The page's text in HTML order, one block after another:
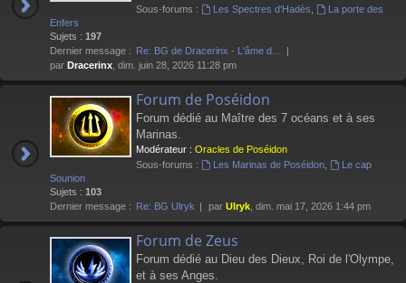
Sous-forums :
Les Spectres d'Hadès
La porte des
Enfers
Sujets : 197
Dernier message : Re: BG de Dracerinx - L'âme d…
par Dracerinx , dim. juin 28, 2026 11:28 pm
Forum de Poséidon
Forum dédié au Maître des 7 océans et à ses
Marinas.
Modérateur : Oracles de Poséidon
Sous-forums :
Les Marinas de Poséidon,
Le cap
Sounion
Sujets : 103
Dernier message : Re: BG Ulryk par Ulryk , dim. mai 17, 2026 1:44 pm
Forum de Zeus
Forum dédié au Dieu des Dieux, Roi de l'Olympe,
et à ses Anges.